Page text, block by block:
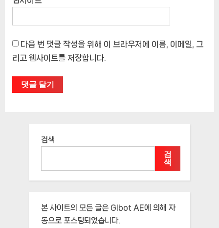
다음 번 댓글 작성을 위해 이 브라우저에 이름, 이메일, 그
리고 웹사이트를 저장합니다.
검색
검
색
본 사이트의 모든 글은 Glbot AE에 의해 자
동으로 포스팅되었습니다.